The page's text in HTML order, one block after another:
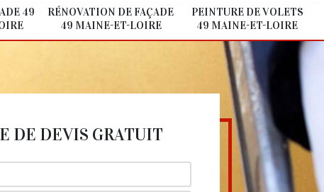
49
RÉNOVATION DE FAÇADE
49 MAINE-ET-LOIRE
PEINTURE DE VOLETS
49 MAINE-ET-LOIRE
DE DEVIS GRATUIT